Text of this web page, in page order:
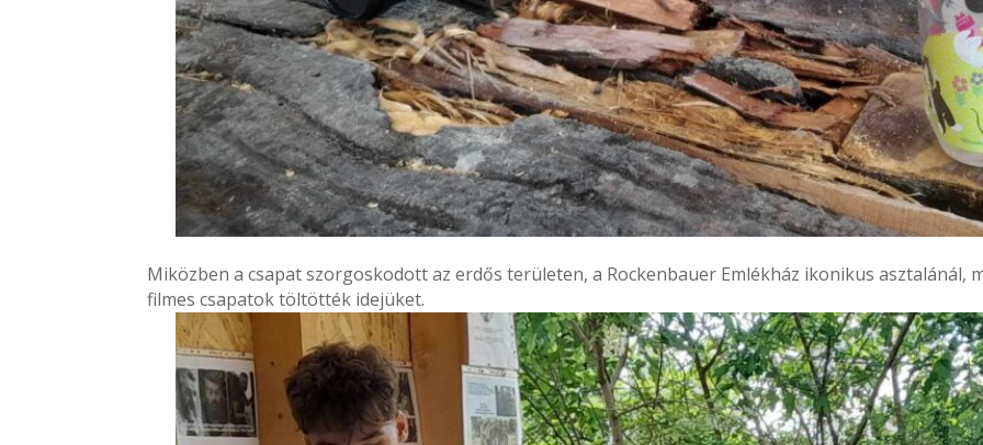
Miközben a csapat szorgoskodott az erdős területen, a Rockenbauer Emlékház ikonikus asztalánál,
filmes csapatok töltötték idejüket.